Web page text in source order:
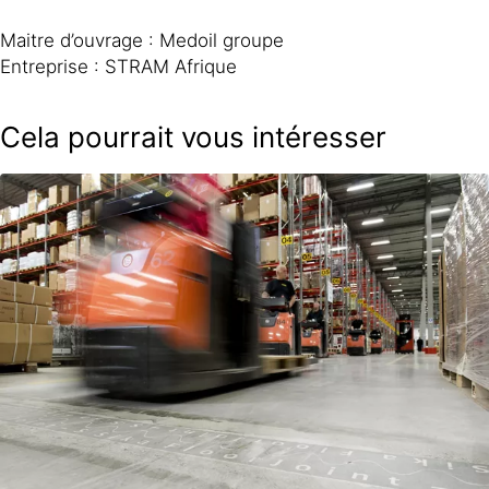
Maitre d’ouvrage : Medoil groupe
Entreprise : STRAM Afrique
Cela pourrait vous intéresser